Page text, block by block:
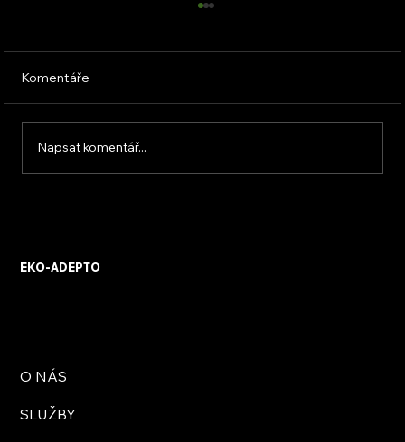
Komentáře
Napsat komentář...
EKO-ADEPTO
O NÁS
SLUŽBY